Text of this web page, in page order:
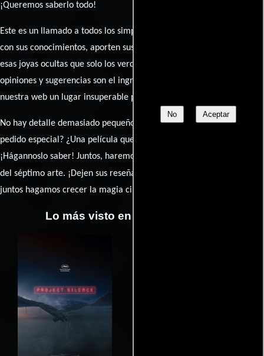
No Aceptar
¡Queremos saberlo todo!
Este es un llamado a todos los simpatizantes del cine: contribuyan
con sus conocimientos, aporten sus descubrimientos y compartan
esas joyas ocultas que solo los verdaderos fanáticos conocen. Sus
opiniones y sugerencias son el ingrediente secreto que hará de
nuestra web un lugar insuperable para los amantes del celuloide.
No hay detalle demasiado pequeño ni opinión insignificante. ¿Algún
pedido especial? ¿Una película que sueñas con ver reseñada?
¡Hágannoslo saber! Juntos, haremos de esta comunidad el epicentro
del séptimo arte. ¡Dejen sus reseña en la
juntos hagamos crecer la magia cinematográfica!
Lo más visto en Cineyseries.net